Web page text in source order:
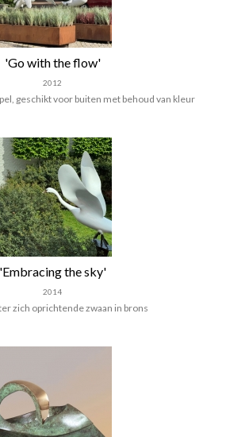
'Go with the flow'
2012
geschikt voor buiten met behoud van kleur
'Embracing the sky'
2014
zich oprichtende zwaan in brons